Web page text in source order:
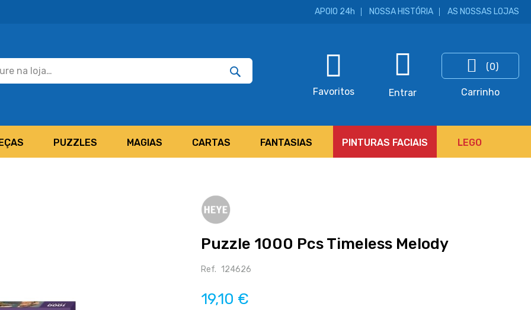
APOIO 24h NOSSA HISTÓRIA AS NOSSAS LOJAS
Pesquisar Pesquisar
Favoritos Entrar
(0)
Carrinho
PUZZLES MAGIAS CARTAS FANTASIAS PINTURAS FACIAIS LEGO
Puzzle 1000 Pcs Timeless Melody
Ref. 124626
19,10 €